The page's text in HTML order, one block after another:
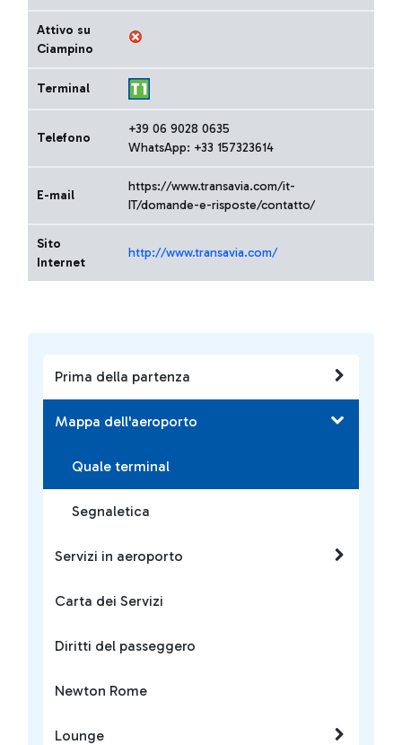
Prima della partenza
Mappa dell'aeroporto
Quale terminal
Segnaletica
Servizi in aeroporto
Carta dei Servizi
Diritti del passeggero
Newton Rome
Lounge
Attivo su
Ciampino
Terminal
Telefono
+39 06 9028 0635
WhatsApp: +33 157323614
E-mail
https://www.transavia.com/it-
IT/domande-e-risposte/contatto/
Sito
Internet
http://www.transavia.com/